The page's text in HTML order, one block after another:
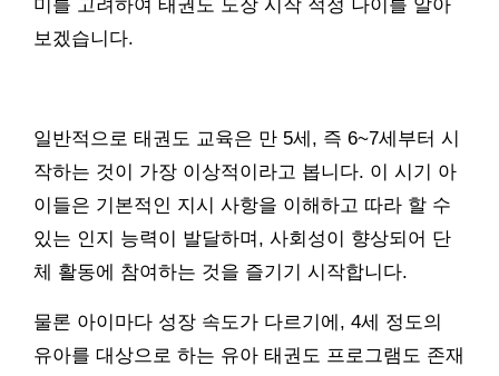
미를 고려하여 태권도 도장 시작 적정 나이를 알아
보겠습니다.
일반적으로 태권도 교육은 만 5세, 즉 6~7세부터 시
작하는 것이 가장 이상적이라고 봅니다. 이 시기 아
이들은 기본적인 지시 사항을 이해하고 따라 할 수
있는 인지 능력이 발달하며, 사회성이 향상되어 단
체 활동에 참여하는 것을 즐기기 시작합니다.
물론 아이마다 성장 속도가 다르기에, 4세 정도의
유아를 대상으로 하는 유아 태권도 프로그램도 존재